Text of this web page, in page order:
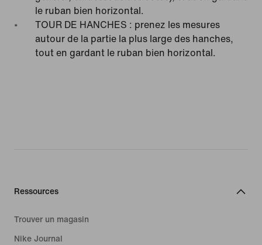
le ruban bien horizontal.
TOUR DE HANCHES : prenez les mesures
autour de la partie la plus large des hanches,
tout en gardant le ruban bien horizontal.
Ressources
Trouver un magasin
Nike Journal